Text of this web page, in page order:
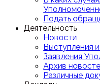
Подать
Деятельность
Новости
Выступления
Заявления
Архив
Различные